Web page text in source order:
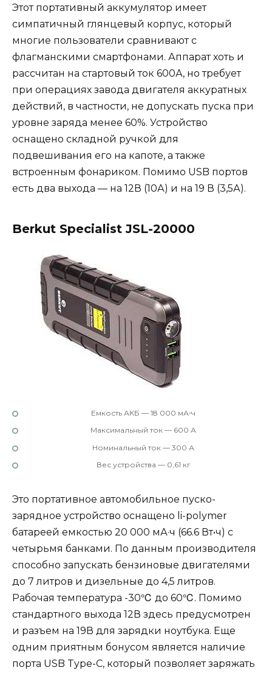
Этот портативный аккумулятор имеет
симпатичный глянцевый корпус, который
многие пользователи сравнивают с
флагманскими смартфонами. Аппарат хоть и
рассчитан на стартовый ток 600А, но требует
при операциях завода двигателя аккуратных
действий, в частности, не допускать пуска при
уровне заряда менее 60%. Устройство
оснащено складной ручкой для
подвешивания его на капоте, а также
встроенным фонариком. Помимо USB портов
есть два выхода — на 12В (10А) и на 19 В (3,5А).
Berkut Specialist JSL-20000
Емкость АКБ — 18 000 мА⋅ч
Максимальный ток — 600 А
Номинальный ток — 300 А
Вес устройства — 0,61 кг
Это портативное автомобильное пуско-
зарядное устройство оснащено li-polymer
батареей емкостью 20 000 мА·ч (66.6 Вт•ч) с
четырьмя банками. По данным производителя
способно запускать бензиновые двигателями
до 7 литров и дизельные до 4,5 литров.
Рабочая температура -30℃ до 60℃. Помимо
стандартного выхода 12В здесь предусмотрен
и разъем на 19В для зарядки ноутбука. Еще
одним приятным бонусом является наличие
порта USB Type-C, который позволяет заряжать